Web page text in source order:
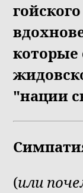
которые
"нации
(или